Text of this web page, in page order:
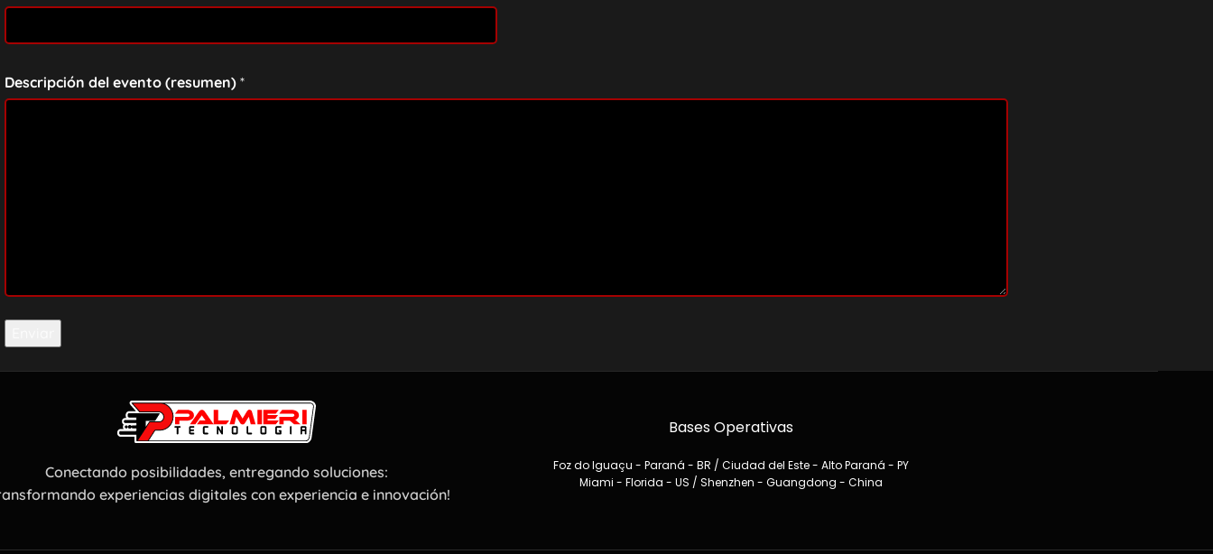
Descripción del evento (resumen)*
Conectando posibilidades, entregando soluciones:
experiencias digitales con experiencia e innovación!
Bases Operativas
Foz do Iguaçu - Paraná - BR / Ciudad del Este - Alto Paraná - PY
Miami - Florida - US / Shenzhen - Guangdong - China